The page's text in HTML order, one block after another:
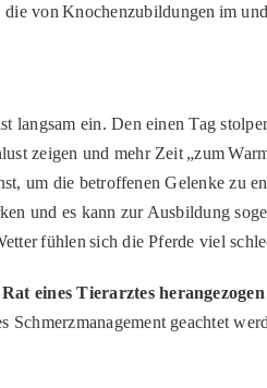
die von Knochenzubildungen im
ein. Den einen Tag
zeigen und mehr Zeit „zum
um die betroffenen Gelenke zu
und es kann zur Ausbildung
fühlen sich die Pferde viel
eines Tierarztes
geachtet